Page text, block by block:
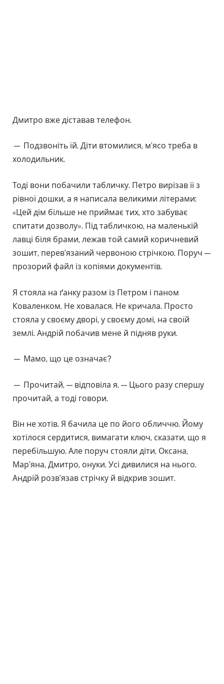
Дмитро вже діставав телефон.
— Подзвоніть їй. Діти втомилися, м’ясо треба в
холодильник.
Тоді вони побачили табличку. Петро вирізав її з
рівної дошки, а я написала великими літерами:
«Цей дім більше не приймає тих, хто забуває
спитати дозволу». Під табличкою, на маленькій
лавці біля брами, лежав той самий коричневий
зошит, перев’язаний червоною стрічкою. Поруч —
прозорий файл із копіями документів.
Я стояла на ґанку разом із Петром і паном
Коваленком. Не ховалася. Не кричала. Просто
стояла у своєму дворі, у своєму домі, на своїй
землі. Андрій побачив мене й підняв руки.
— Мамо, що це означає?
— Прочитай, — відповіла я. — Цього разу спершу
прочитай, а тоді говори.
Він не хотів. Я бачила це по його обличчю. Йому
хотілося сердитися, вимагати ключ, сказати, що я
перебільшую. Але поруч стояли діти, Оксана,
Мар’яна, Дмитро, онуки. Усі дивилися на нього.
Андрій розв’язав стрічку й відкрив зошит.